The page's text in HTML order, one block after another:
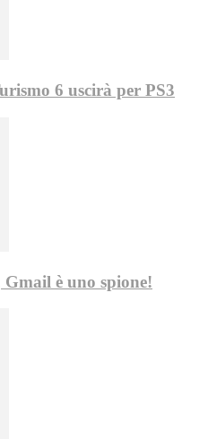
6 uscirà per PS3
è uno spione!